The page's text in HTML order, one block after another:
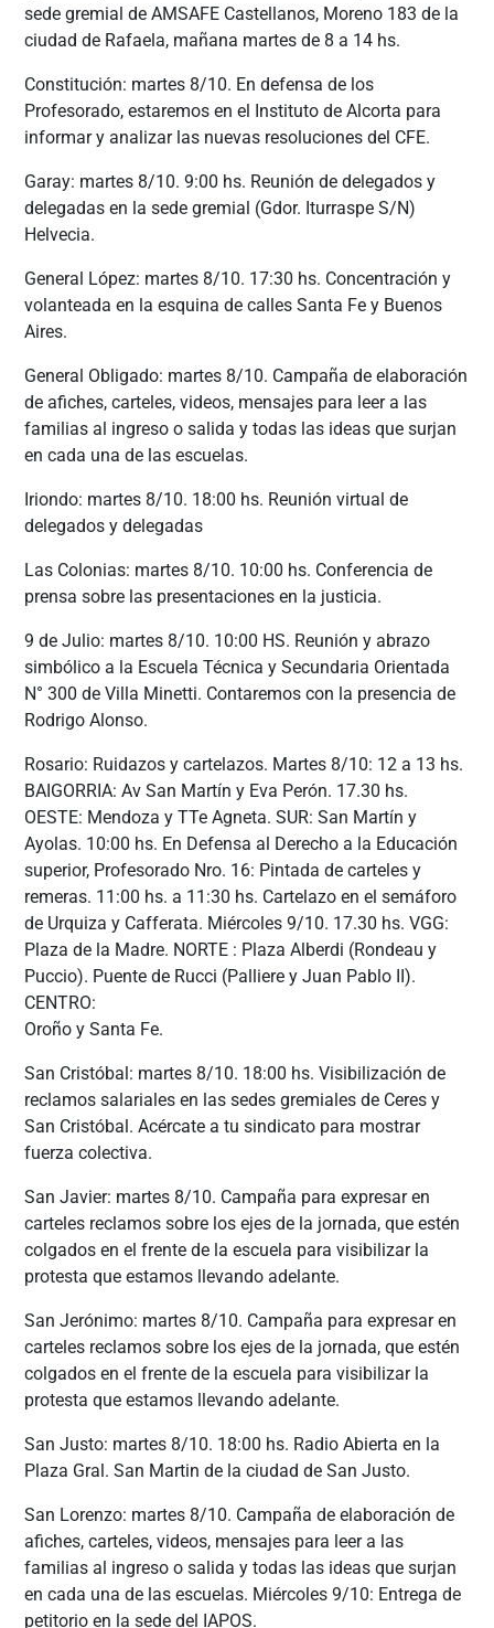
sede gremial de AMSAFE Castellanos, Moreno 183 de la
ciudad de Rafaela, mañana martes de 8 a 14 hs.
Constitución: martes 8/10. En defensa de los
Profesorado, estaremos en el Instituto de Alcorta para
informar y analizar las nuevas resoluciones del CFE.
Garay: martes 8/10. 9:00 hs. Reunión de delegados y
delegadas en la sede gremial (Gdor. Iturraspe S/N)
Helvecia.
General López: martes 8/10. 17:30 hs. Concentración y
volanteada en la esquina de calles Santa Fe y Buenos
Aires.
General Obligado: martes 8/10. Campaña de elaboración
de afiches, carteles, videos, mensajes para leer a las
familias al ingreso o salida y todas las ideas que surjan
en cada una de las escuelas.
Iriondo: martes 8/10. 18:00 hs. Reunión virtual de
delegados y delegadas
Las Colonias: martes 8/10. 10:00 hs. Conferencia de
prensa sobre las presentaciones en la justicia.
9 de Julio: martes 8/10. 10:00 HS. Reunión y abrazo
simbólico a la Escuela Técnica y Secundaria Orientada
N° 300 de Villa Minetti. Contaremos con la presencia de
Rodrigo Alonso.
Rosario: Ruidazos y cartelazos. Martes 8/10: 12 a 13 hs.
BAIGORRIA: Av San Martín y Eva Perón. 17.30 hs.
OESTE: Mendoza y TTe Agneta. SUR: San Martín y
Ayolas. 10:00 hs. En Defensa al Derecho a la Educación
superior, Profesorado Nro. 16: Pintada de carteles y
remeras. 11:00 hs. a 11:30 hs. Cartelazo en el semáforo
de Urquiza y Cafferata. Miércoles 9/10. 17.30 hs. VGG:
Plaza de la Madre. NORTE : Plaza Alberdi (Rondeau y
Puccio). Puente de Rucci (Palliere y Juan Pablo II).
CENTRO:
Oroño y Santa Fe.
San Cristóbal: martes 8/10. 18:00 hs. Visibilización de
reclamos salariales en las sedes gremiales de Ceres y
San Cristóbal. Acércate a tu sindicato para mostrar
fuerza colectiva.
San Javier: martes 8/10. Campaña para expresar en
carteles reclamos sobre los ejes de la jornada, que estén
colgados en el frente de la escuela para visibilizar la
protesta que estamos llevando adelante.
San Jerónimo: martes 8/10. Campaña para expresar en
carteles reclamos sobre los ejes de la jornada, que estén
colgados en el frente de la escuela para visibilizar la
protesta que estamos llevando adelante.
San Justo: martes 8/10. 18:00 hs. Radio Abierta en la
Plaza Gral. San Martin de la ciudad de San Justo.
San Lorenzo: martes 8/10. Campaña de elaboración de
afiches, carteles, videos, mensajes para leer a las
familias al ingreso o salida y todas las ideas que surjan
en cada una de las escuelas. Miércoles 9/10: Entrega de
petitorio en la sede del IAPOS.